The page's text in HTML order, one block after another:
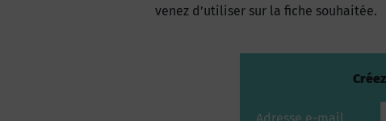
venez d’utiliser sur la fiche souhaitée.